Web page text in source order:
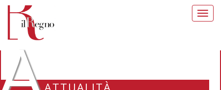
ATTUALITÀ